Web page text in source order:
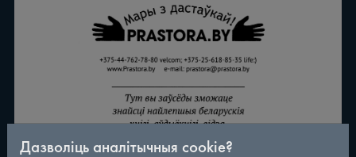
Дазволіць аналітычныя cookie?